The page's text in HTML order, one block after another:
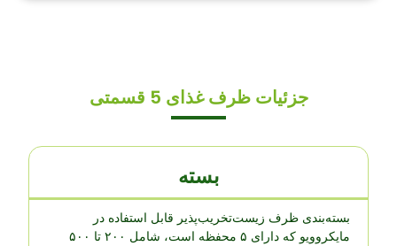
جزئیات ظرف غذای 5 قسمتی
بسته
بسته‌بندی ظرف زیست‌تخریب‌پذیر قابل استفاده در
مایکروویو که دارای ۵ محفظه است، شامل ۲۰۰ تا ۵۰۰